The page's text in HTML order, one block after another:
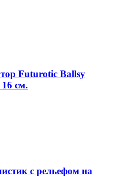
Futurotic Ballsy
см.
с рельефом на